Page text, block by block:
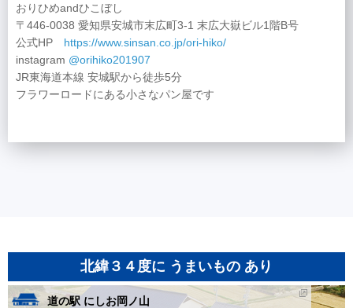
おりひめandひこぼし
〒446-0038 愛知県安城市末広町3-1 末広大嶽ビル1階B号
公式HP https://www.sinsan.co.jp/ori-hiko/
instagram @orihiko201907
JR東海道本線 安城駅から徒歩5分
フラワーロードにある小さなパン屋です
北緯３４度に うまいもの あり
道の駅 にしお岡ノ山